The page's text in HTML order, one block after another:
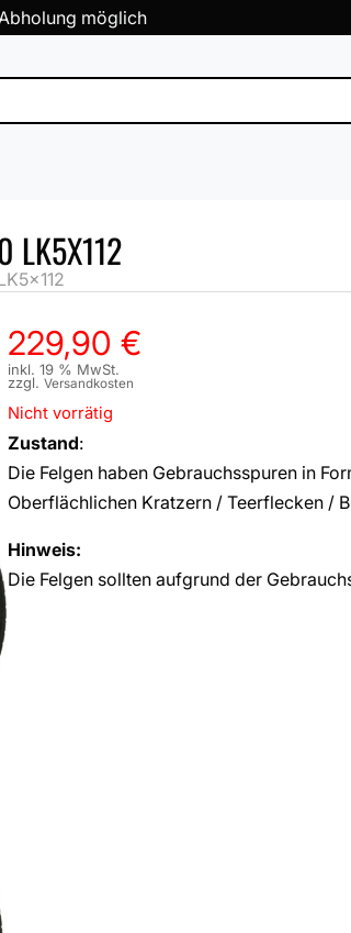
möglich
LK5X112
229,90 €
inkl. 19 % MwSt.
zzgl. Versandkosten
Nicht vorrätig
Zustand:
Die Felgen haben Gebrauchsspuren in
Oberflächlichen Kratzern / Teerflecken /
Hinweis:
Die Felgen sollten aufgrund der